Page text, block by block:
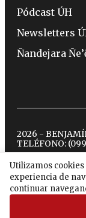
Utilizamos
experiencia de
continuar
Pódcast ÚH
Newsletters
Ñandejara
2026 -
TELÉFONO:
twitter